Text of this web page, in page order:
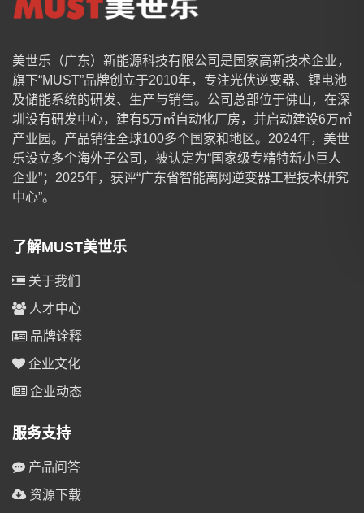
美世乐（广东）新能源科技有限公司是国家高新技术企业，
旗下“MUST”品牌创立于2010年，专注光伏逆变器、锂电池
及储能系统的研发、生产与销售。公司总部位于佛山，在深
圳设有研发中心，建有5万㎡自动化厂房，并启动建设6万㎡
产业园。产品销往全球100多个国家和地区。2024年，美世
乐设立多个海外子公司，被认定为“国家级专精特新小巨人
企业”；2025年，获评“广东省智能离网逆变器工程技术研究
中心”。
了解MUST美世乐
关于我们
人才中心
品牌诠释
企业文化
企业动态
服务支持
产品问答
资源下载